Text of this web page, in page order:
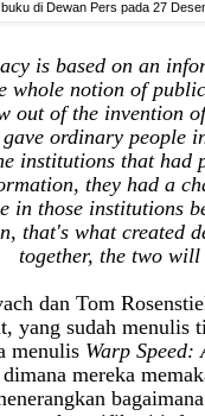
di Dewan Pers pada 27
is based on an
whole notion of
out of the invention
ordinary people
institutions that had
they had a
in those institutions
that's what created
together, the two
dan Tom
yang sudah menulis
menulis Warp
dimana mereka